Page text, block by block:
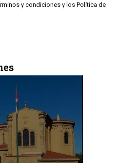
y condicionesy los Política de